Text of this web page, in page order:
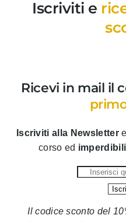
Iscriviti e
Ricevi in mail il
Iscriviti alla Newslettere
corso ed
Il codice sconto del